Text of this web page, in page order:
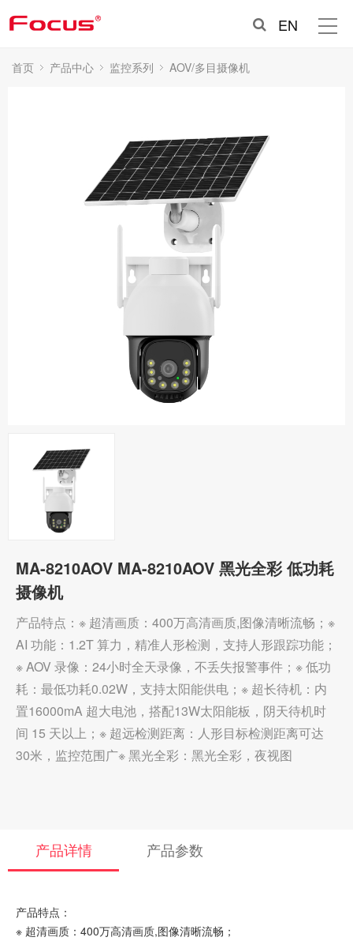
EN
首页 产品中心 监控系列 AOV/多目摄像机
MA-8210AOV MA-8210AOV 黑光全彩 低功耗
摄像机
产品特点：※ 超清画质：400万高清画质,图像清晰流畅；※
AI 功能：1.2T 算力，精准人形检测，支持人形跟踪功能；
※ AOV 录像：24小时全天录像，不丢失报警事件；※ 低功
耗：最低功耗0.02W，支持太阳能供电；※ 超长待机：内
置16000mA 超大电池，搭配13W太阳能板，阴天待机时
间 15 天以上；※ 超远检测距离：人形目标检测距离可达
30米，监控范围广※ 黑光全彩：黑光全彩，夜视图
产品详情 产品参数
产品特点：
※ 超清画质：400万高清画质,图像清晰流畅；